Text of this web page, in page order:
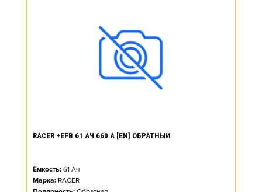
RACER +EFB 61 АЧ 660 А [EN] ОБРАТНЫЙ
Ёмкость: 61 Ач
Марка: RACER